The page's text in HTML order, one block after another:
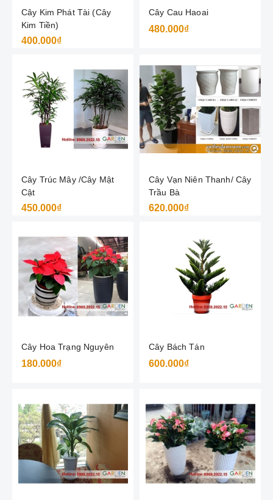
Cây Kim Phát Tài (Cây
Kim Tiền)
400.000₫
Cây Cau Haoai
480.000₫
Cây Trúc Mây /Cây Mật
Cật
450.000₫
Cây Vạn Niên Thanh/ Cây
Trầu Bà
620.000₫
Cây Hoa Trạng Nguyên
180.000₫
Cây Bách Tán
600.000₫